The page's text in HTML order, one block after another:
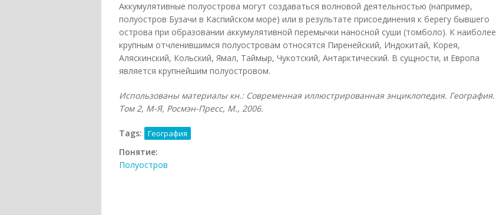
Аккумулятивные полуострова могут создаваться волновой деятельностью (например,
полуостров Бузачи в Каспийском море) или в результате присоединения к берегу бывшего
острова при образовании аккумулятивной перемычки наносной суши (томболо). К наиболее
крупным отчленившимся полуостровам относятся Пиренейский, Индокитай, Корея,
Аляскинский, Кольский, Ямал, Таймыр, Чукотский, Антарктический. В сущности, и Европа
является крупнейшим полуостровом.
Использованы материалы кн.: Современная иллюстрированная энциклопедия. География.
Том 2, М-Я, Росмэн-Пресс, М., 2006.
Tags: География
Понятие:
Полуостров